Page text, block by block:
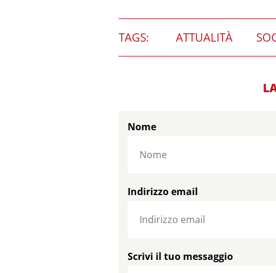
TAGS: ATTUALITÀ
Nome
Indirizzo email
Scrivi il tuo messaggio